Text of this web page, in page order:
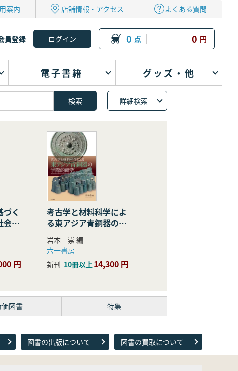
案内 店舗情報・アクセス よくある質問
員登録 0 点 0 円
電子書籍 グッズ・他
詳細検索
づく
会の
円
考古学と材料科学によ
る東アジア青銅器の学
際的研究
岩本 崇 編
六一書房
新刊 10冊以上14,300 円
価図書 特集
図書の出版について 図書の買取について